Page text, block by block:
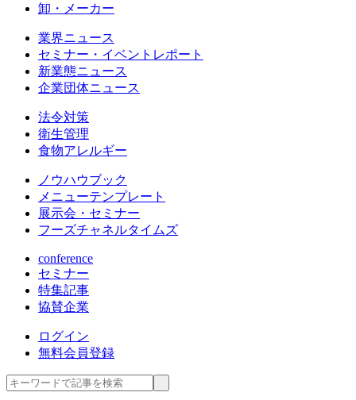
卸・メーカー
業界ニュース
セミナー・イベントレポート
新業態ニュース
企業団体ニュース
法令対策
衛生管理
食物アレルギー
ノウハウブック
メニューテンプレート
展示会・セミナー
フーズチャネルタイムズ
conference
セミナー
特集記事
協賛企業
ログイン
無料会員登録